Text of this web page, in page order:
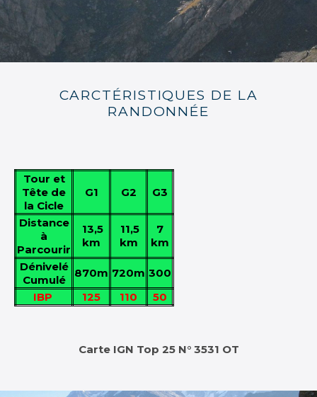
CARCTÉRISTIQUES DE LA
RANDONNÉE
Tour et
Tête de
la Cicle
G1 G2 G3
Distance
à
Parcourir
13,5
km
11,5
km
7
km
Dénivelé
Cumulé
870m 720m 300
IBP
125 110 50
Carte IGN Top 25 N° 3531 OT